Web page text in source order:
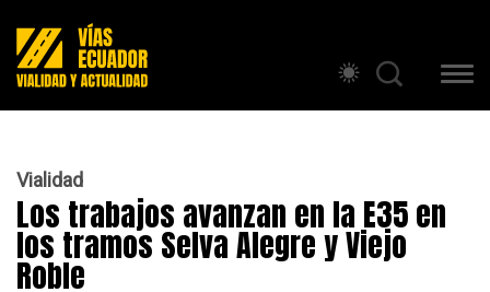
Vialidad
Los trabajos avanzan en la E35 en
los tramos Selva Alegre y Viejo
Roble